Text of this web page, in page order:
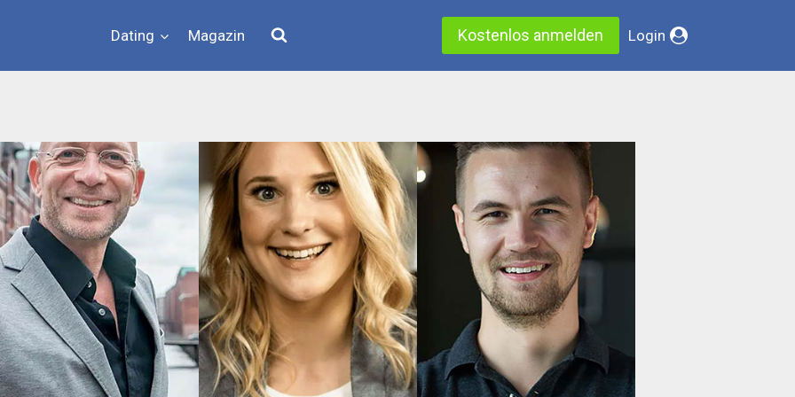
Dating Magazin Kostenlos anmelden Login